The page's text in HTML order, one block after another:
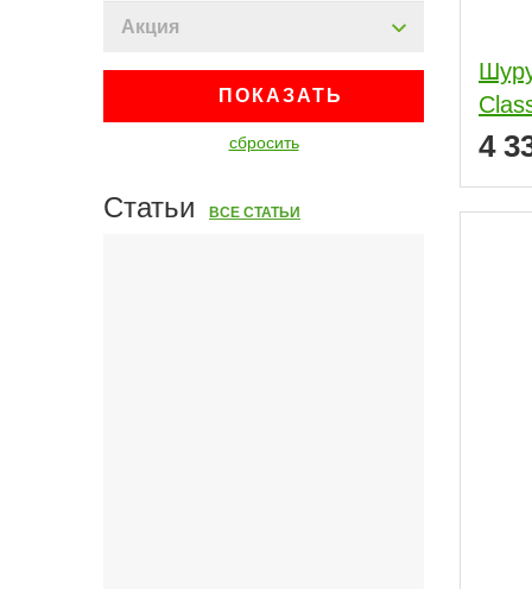
Акция
ПОКАЗАТЬ
сбросить
Статьи ВСЕ СТАТЬИ
4